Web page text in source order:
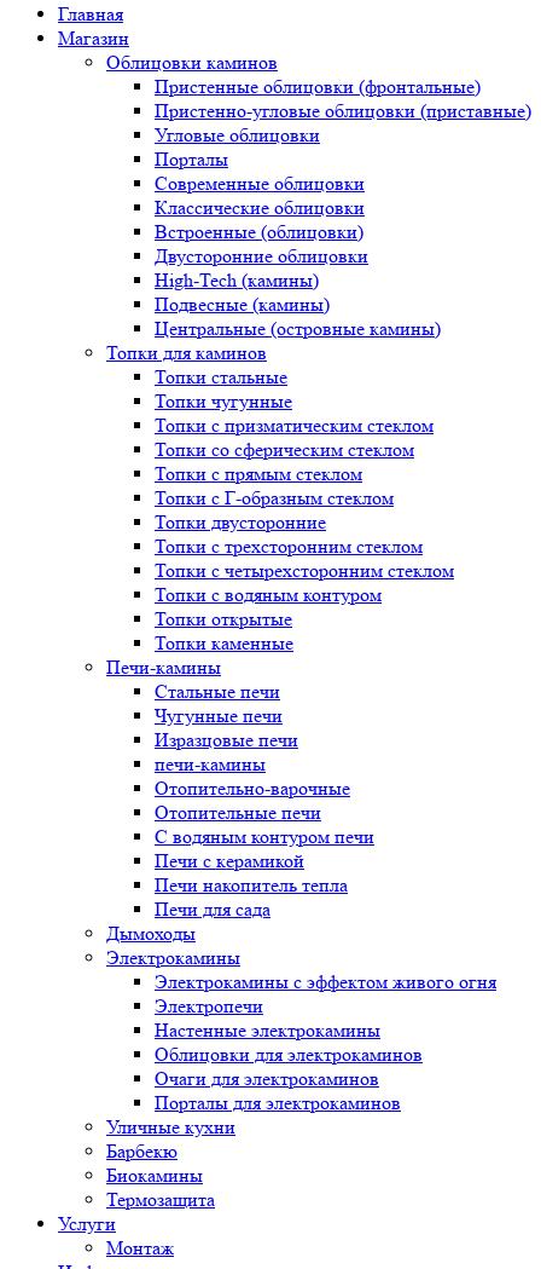
Главная
Магазин
Облицовки каминов
Пристенные облицовки (фронтальные)
Пристенно-угловые облицовки (приставные)
Угловые облицовки
Порталы
Современные облицовки
Классические облицовки
Встроенные (облицовки)
Двусторонние облицовки
High-Tech (камины)
Подвесные (камины)
Центральные (островные камины)
Топки для каминов
Топки стальные
Топки чугунные
Топки с призматическим стеклом
Топки со сферическим стеклом
Топки с прямым стеклом
Топки с Г-образным стеклом
Топки двусторонние
Топки с трехсторонним стеклом
Топки с четырехсторонним стеклом
Топки с водяным контуром
Топки открытые
Топки каменные
Печи-камины
Стальные печи
Чугунные печи
Изразцовые печи
печи-камины
Отопительно-варочные
Отопительные печи
С водяным контуром печи
Печи с керамикой
Печи накопитель тепла
Печи для сада
Дымоходы
Электрокамины
Электрокамины с эффектом живого огня
Электропечи
Настенные электрокамины
Облицовки для электрокаминов
Очаги для электрокаминов
Порталы для электрокаминов
Уличные кухни
Барбекю
Биокамины
Термозащита
Услуги
Монтаж